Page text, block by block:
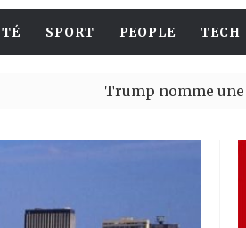
SPORT PEOPLE TECH
Trump nomme une